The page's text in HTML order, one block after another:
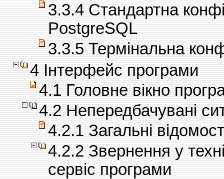
3.3.4 Стандартна
PostgreSQL
3.3.5 Термінальна
4 Інтерфейс програми
4.1 Головне вікно
4.2 Непередбачувані
4.2.1 Загальні
4.2.2 Звернення у
сервіс програми